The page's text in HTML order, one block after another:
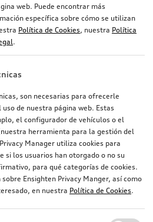
web. Puede encontrar más
específica sobre cómo se utilizan
Política de Cookies, nuestra Política
.
son necesarias para ofrecerle
de nuestra página web. Estas
el configurador de vehículos o el
herramienta para la gestión del
Manager utiliza cookies para
si los usuarios han otorgado o no su
para qué categorías de cookies.
Ensighten Privacy Manger, así como
en nuestra Política de Cookies.